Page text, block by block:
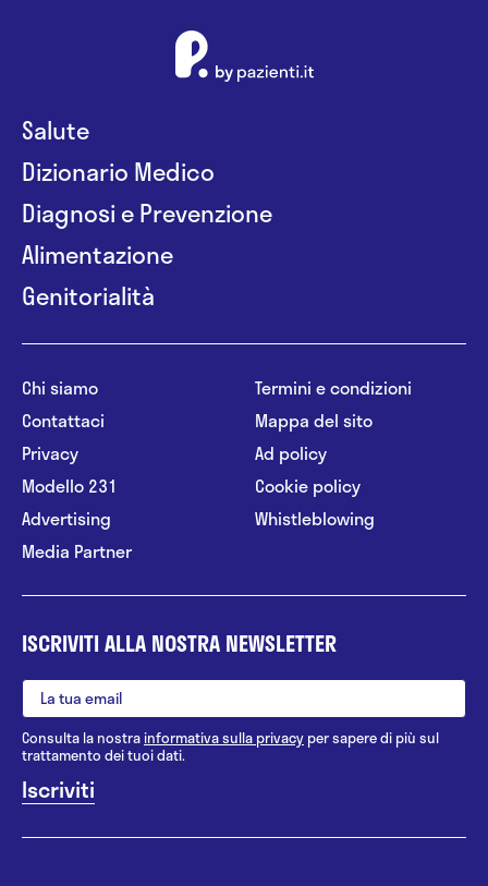
Salute
Dizionario Medico
Diagnosi e Prevenzione
Alimentazione
Genitorialità
Chi siamo
Contattaci
Privacy
Modello 231
Advertising
Media Partner
Termini e condizioni
Mappa del sito
Ad policy
Cookie policy
Whistleblowing
ISCRIVITI ALLA NOSTRA NEWSLETTER
Consulta la nostrainformativa sulla privacy per sapere di più sul
trattamento dei tuoi dati.